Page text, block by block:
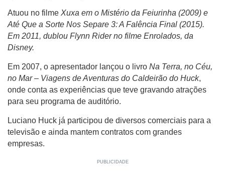
Atuou no filme Xuxa em o Mistério da Feiurinha (2009) e
Até Que a Sorte Nos Separe 3: A Falência Final (2015).
Em 2011, dublou Flynn Rider no filme Enrolados, da
Disney.
Em 2007, o apresentador lançou o livro Na Terra, no Céu,
no Mar – Viagens de Aventuras do Caldeirão do Huck,
onde conta as experiências que teve gravando atrações
para seu programa de auditório.
Luciano Huck já participou de diversos comerciais para a
televisão e ainda mantem contratos com grandes
empresas.